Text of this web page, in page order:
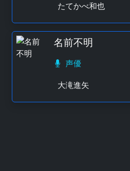
たてかべ和也
名前不明
声優
大滝進矢